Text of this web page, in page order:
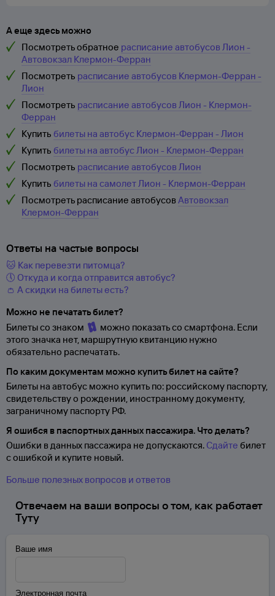
А еще здесь можно
Посмотреть обратное расписание автобусов Лион -
Автовокзал Клермон-Ферран
Посмотреть расписание автобусов Клермон-Ферран -
Лион
Посмотреть расписание автобусов Лион - Клермон-
Ферран
Купить билеты на автобус Клермон-Ферран - Лион
Купить билеты на автобус Лион - Клермон-Ферран
Посмотреть расписание автобусов Лион
Купить билеты на самолет Лион - Клермон-Ферран
Посмотреть расписание автобусовАвтовокзал
Клермон-Ферран
Ответы на частые вопросы
🐱 Как перевезти питомца?
🕔 Откуда и когда отправится автобус?
👛 А скидки на билеты есть?
Можно не печатать билет?
Билеты со знаком
можно показать со смартфона. Если
этого значка нет, маршрутную квитанцию нужно
обязательно распечатать.
По каким документам можно купить билет на сайте?
Билеты на автобус можно купить по: российскому паспорту,
свидетельству о рождении, иностранному документу,
заграничному паспорту РФ.
Я ошибся в паспортных данных пассажира. Что делать?
Ошибки в данных пассажира не допускаются. Сдайте билет
с ошибкой и купите новый.
Больше полезных вопросов и ответов
Отвечаем на ваши вопросы о том, как работает
Туту
Ваше имя
Электронная почта